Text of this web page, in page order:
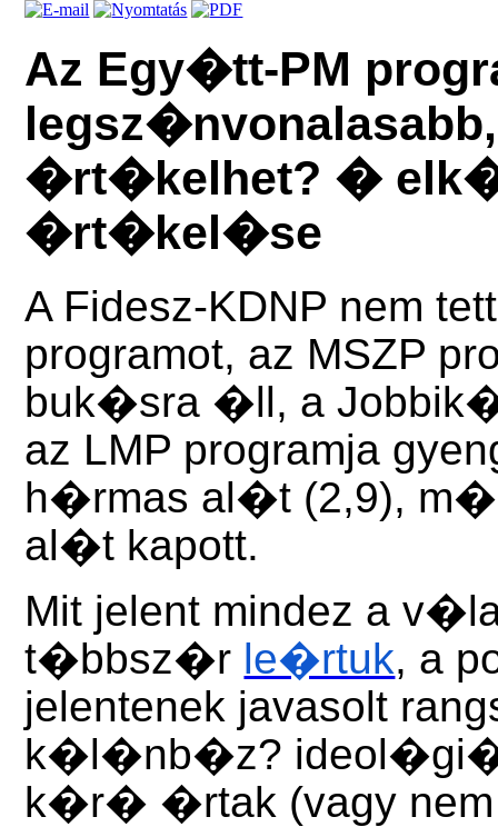
Az Egy�tt-PM
�rt�kelhet? �
�rt�kel�se
A Fidesz-KDNP nem
programot, az MSZP
buk�sra �ll, a Jobbik�
az LMP programja
h�rmas al�t (2,9),
al�t kapott.
Mit jelent mindez a
t�bbsz�r le�rtuk, a
jelentenek javasolt
k�l�nb�z?
k�r� �rtak (vagy nem